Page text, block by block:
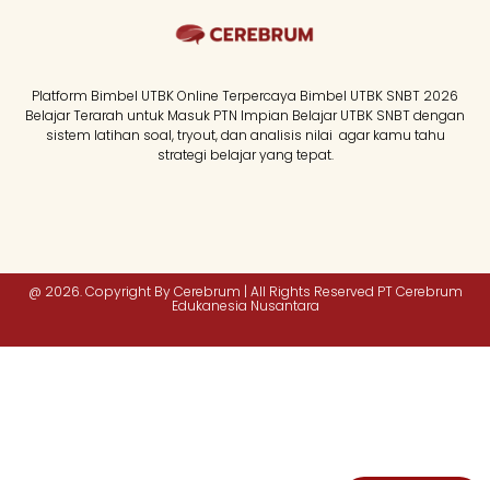
Platform Bimbel UTBK Online Terpercaya Bimbel UTBK SNBT 2026
Belajar Terarah untuk Masuk PTN Impian Belajar UTBK SNBT dengan
sistem latihan soal, tryout, dan analisis nilai agar kamu tahu
strategi belajar yang tepat.
@ 2026. Copyright By Cerebrum | All Rights Reserved PT Cerebrum
Edukanesia Nusantara​